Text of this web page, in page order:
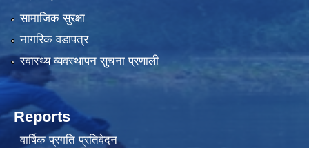
सामाजिक सुरक्षा
नागरिक वडापत्र
स्वास्थ्य व्यवस्थापन सुचना प्रणाली
Reports
वार्षिक प्रगति प्रतिवेदन